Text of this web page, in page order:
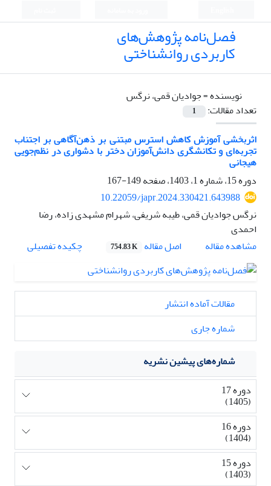
فصل‌نامه پژوهش‌های
کاربردی روانشناختی
نویسنده =جوادیان قمی، نرگس
تعداد مقالات:
1
اثربخشی آموزش کاهش استرس مبتنی بر ذهن‌آگاهی بر اجتناب
تجربه‌ای و تکانشگری دانش‌آموزان دختر با دشواری در نظم‌جویی
هیجانی
دوره 15، شماره 1، 1403، صفحه
149-167
10.22059/japr.2024.330421.643988
نرگس جوادیان قمی، طیبه شریفی، شهرام مشهدی زاده، رضا
احمدی
مشاهده مقاله
اصل مقاله 754.83 K چکیده تفصیلی
مقالات آماده انتشار
شماره جاری
شماره‌های پیشین نشریه
دوره 17
(1405)
دوره 16
(1404)
دوره 15
(1403)